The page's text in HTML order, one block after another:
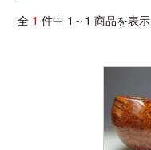
全 1 件中 1～1 商品を表示